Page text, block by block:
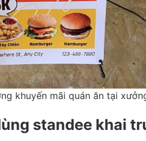
khuyến mãi quán ăn tại
standee khai